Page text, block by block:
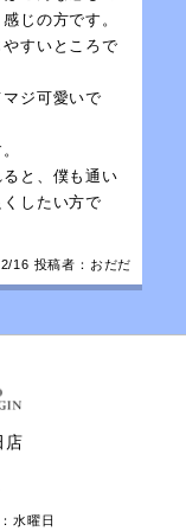
じの方です。
すいところで
ジ可愛いで
と、僕も通い
したい方で
16 投稿者：おだだ
店
水曜日